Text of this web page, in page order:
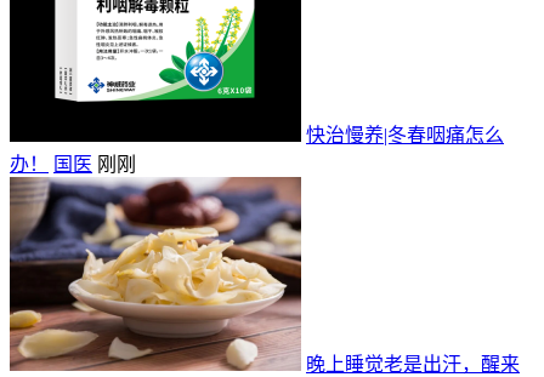
快治慢养|冬春咽痛怎么
办！
国医 刚刚
晚上睡觉老是出汗，醒来